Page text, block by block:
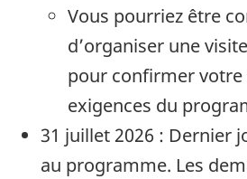
Vous pourriez être
d’organiser une
pour confirmer
exigences du
31 juillet 2026 : Dernier
au programme. Les